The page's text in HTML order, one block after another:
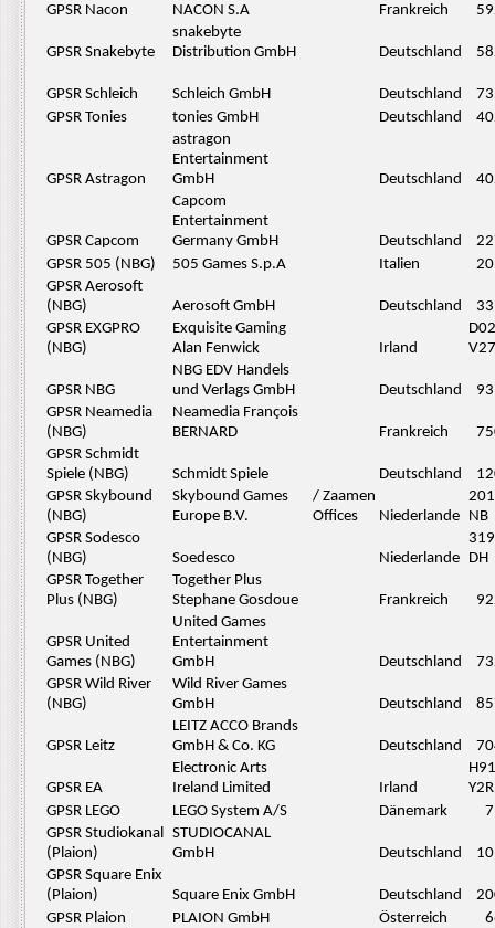
GPSR Nacon NACON S.A Frankreich
GPSR Snakebyte
snakebyte
Distribution GmbH
Deutschland
GPSR Schleich Schleich GmbH Deutschland
GPSR Tonies
tonies GmbH Deutschland
GPSR Astragon
astragon
Entertainment
GmbH
Deutschland
GPSR Capcom
Capcom
Entertainment
Germany GmbH
Deutschland
GPSR 505 (NBG)
505 Games S.p.A Italien
GPSR Aerosoft
(NBG)
Aerosoft GmbH Deutschland
GPSR EXGPRO
(NBG)
Exquisite Gaming
Alan Fenwick
Irland
D02
GPSR NBG
NBG EDV Handels
und Verlags GmbH
Deutschland
GPSR Neamedia
(NBG)
Neamedia François
BERNARD
Frankreich
GPSR Schmidt
Spiele (NBG)
Schmidt Spiele Deutschland
GPSR Skybound
(NBG)
Skybound Games
Europe B.V.
/ Zaamen
Offices
Niederlande NB
GPSR Sodesco
(NBG)
Soedesco Niederlande DH
GPSR Together
Plus (NBG)
Together Plus
Stephane Gosdoue
Frankreich
GPSR United
Games (NBG)
United Games
Entertainment
GmbH
Deutschland
GPSR Wild River
(NBG)
Wild River Games
GmbH
Deutschland
GPSR Leitz
LEITZ ACCO Brands
GmbH & Co. KG
Deutschland
GPSR EA
Electronic Arts
Ireland Limited
Irland
H91
GPSR LEGO
LEGO System A/S Dänemark
GPSR Studiokanal
(Plaion)
STUDIOCANAL
GmbH
Deutschland
GPSR Square Enix
(Plaion)
Square Enix GmbH Deutschland
GPSR Plaion
PLAION GmbH Österreich